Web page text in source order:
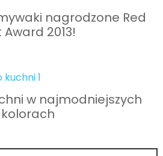
nagrodzone Red
Award 2013!
w najmodniejszych
kolorach